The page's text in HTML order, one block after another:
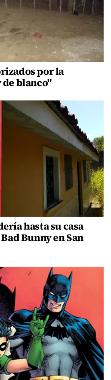
por la
blanco"
hasta su casa
Bunny en San